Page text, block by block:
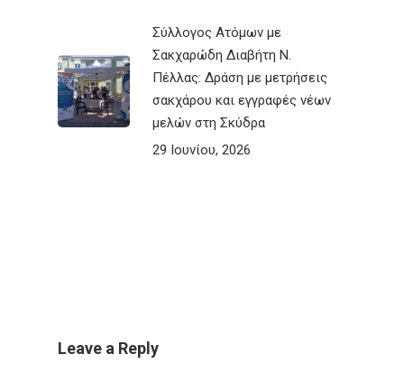
Σύλλογος Ατόμων με
Σακχαρώδη Διαβήτη Ν.
Πέλλας: Δράση με μετρήσεις
σακχάρου και εγγραφές νέων
μελών στη Σκύδρα
29 Ιουνίου, 2026
Leave a Reply